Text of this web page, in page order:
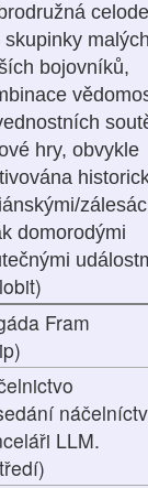
skupinky
bojovníků,
hry, obvykle
domorodými
Fram
LLM.